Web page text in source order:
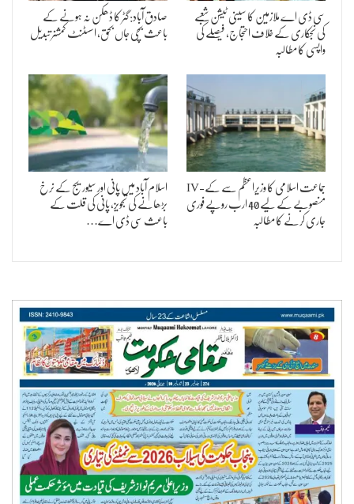
سی ڈی اے ملازمین کا سینی ٹیشن شعبے
کی نجکاری کے خلاف احتجاج، فیصلے کی
واپسی کا مطالبہ
صادق آباد: گٹر کا ڈھکن نہ ہونے کے
باعث بچی جاں بحق، اسسٹنٹ کمشنر تبدیل
جماعت اسلامی کا وزیراعظم سے کے-IV
منصوبے کے لیے 40 ارب روپے فوری
جاری کرنے کا مطالبہ
اسلام آباد میں پانی اور سیوریج کے نرخ
بڑھانے کی تجویز، پانی کی قلت کے
باعث سی ڈی اے…